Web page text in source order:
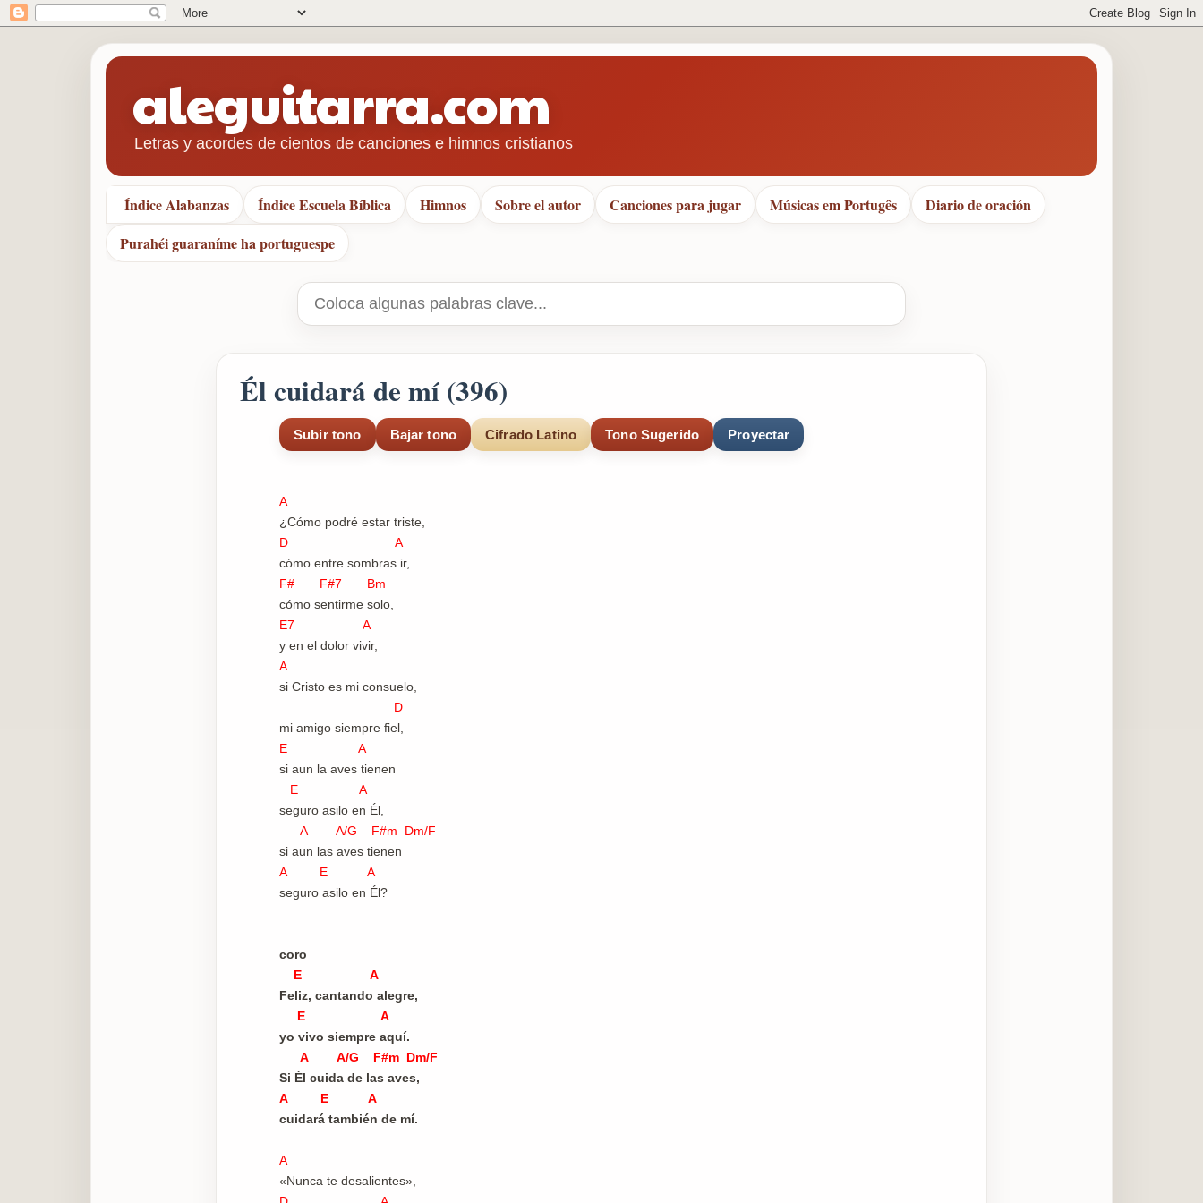
aleguitarra.com
Letras y acordes de cientos de canciones e himnos cristianos
Índice Alabanzas Índice Escuela Bíblica Himnos Sobre el autor Canciones para jugar Músicas em Portugês
Diario de oración
Purahéi guaraníme ha portuguespe
Él cuidará de mí (396)
Subir tono Bajar tono Cifrado Latino Tono Sugerido Proyectar
A
¿Cómo podré estar triste,
D A
cómo entre sombras ir,
F# F#7 Bm
cómo sentirme solo,
E7 A
y en el dolor vivir,
A
si Cristo es mi consuelo,
D
mi amigo siempre fiel,
E A
si aun la aves tienen
E A
seguro asilo en Él,
A A/G F#m Dm/F
si aun las aves tienen
A E A
seguro asilo en Él?
coro
E A
Feliz, cantando alegre,
E A
yo vivo siempre aquí.
A A/G F#m Dm/F
Si Él cuida de las aves,
A E A
cuidará también de mí.
A
«Nunca te desalientes»,